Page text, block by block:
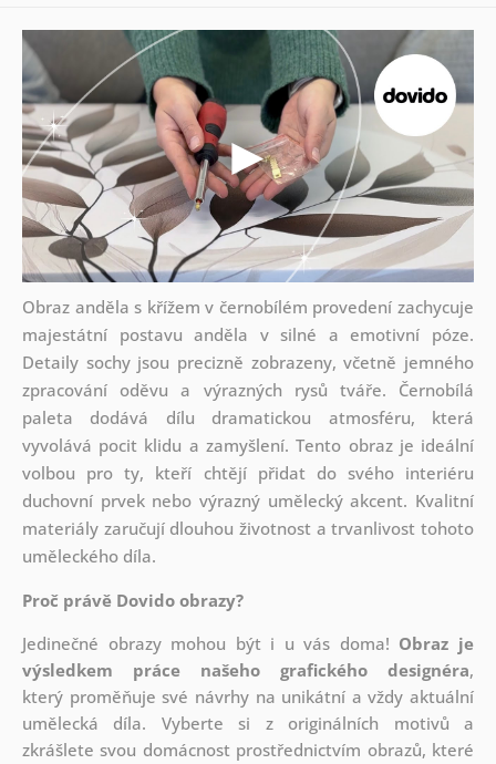
Obraz anděla s křížem v černobílém provedení zachycuje
majestátní postavu anděla v silné a emotivní póze.
Detaily sochy jsou precizně zobrazeny, včetně jemného
zpracování oděvu a výrazných rysů tváře. Černobílá
paleta dodává dílu dramatickou atmosféru, která
vyvolává pocit klidu a zamyšlení. Tento obraz je ideální
volbou pro ty, kteří chtějí přidat do svého interiéru
duchovní prvek nebo výrazný umělecký akcent. Kvalitní
materiály zaručují dlouhou životnost a trvanlivost tohoto
uměleckého díla.
Proč právě Dovido obrazy?
Jedinečné obrazy mohou být i u vás doma! Obraz je
výsledkem práce našeho grafického designéra,
který proměňuje své návrhy na unikátní a vždy aktuální
umělecká díla. Vyberte si z originálních motivů a
zkrášlete svou domácnost prostřednictvím obrazů, které